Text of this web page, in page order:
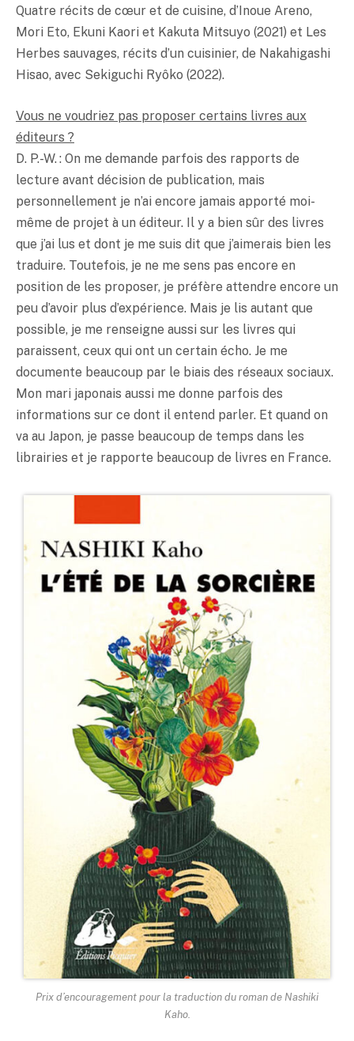
Quatre récits de cœur et de cuisine, d’Inoue Areno,
Mori Eto, Ekuni Kaori et Kakuta Mitsuyo (2021) et Les
Herbes sauvages, récits d’un cuisinier, de Nakahigashi
Hisao, avec Sekiguchi Ryôko (2022).
Vous ne voudriez pas proposer certains livres aux
éditeurs ?
D. P.-W. : On me demande parfois des rapports de
lecture avant décision de publication, mais
personnellement je n’ai encore jamais apporté moi-
même de projet à un éditeur. Il y a bien sûr des livres
que j’ai lus et dont je me suis dit que j’aimerais bien les
traduire. Toutefois, je ne me sens pas encore en
position de les proposer, je préfère attendre encore un
peu d’avoir plus d’expérience. Mais je lis autant que
possible, je me renseigne aussi sur les livres qui
paraissent, ceux qui ont un certain écho. Je me
documente beaucoup par le biais des réseaux sociaux.
Mon mari japonais aussi me donne parfois des
informations sur ce dont il entend parler. Et quand on
va au Japon, je passe beaucoup de temps dans les
librairies et je rapporte beaucoup de livres en France.
Prix d’encouragement pour la traduction du roman de Nashiki
Kaho.